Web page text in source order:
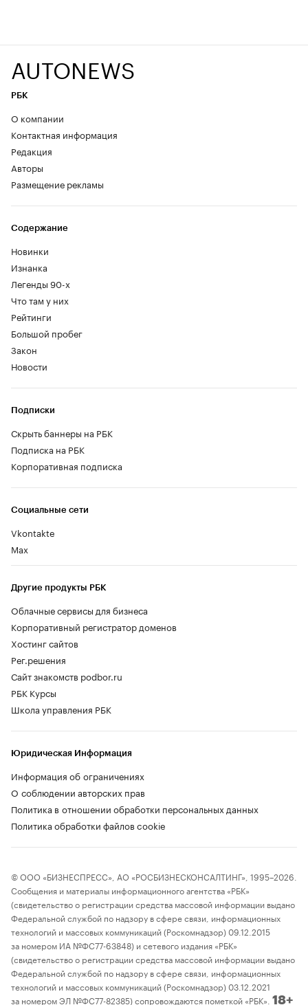
AUTONEWS
РБК
О компании
Контактная информация
Редакция
Авторы
Размещение рекламы
Содержание
Новинки
Изнанка
Легенды 90-х
Что там у них
Рейтинги
Большой пробег
Закон
Новости
Социальные сети
Vkontakte
Max
Другие продукты РБК
Облачные сервисы для бизнеса
Корпоративный регистратор доменов
Хостинг сайтов
Рег.решения
Сайт знакомств podbor.ru
РБК Курсы
Школа управления РБК
Подписки
Скрыть баннеры на РБК
Подписка на РБК
Корпоративная подписка
Юридическая Информация
Информация об ограничениях
О соблюдении авторских прав
Политика в отношении обработки персональных данных
Политика обработки файлов cookie
© ООО «БИЗНЕСПРЕСС», АО «РОСБИЗНЕСКОНСАЛТИНГ», 1995–2026.
Сообщения и материалы информационного агентства «РБК»
(свидетельство о регистрации средства массовой информации выдано
Федеральной службой по надзору в сфере связи, информационных
технологий и массовых коммуникаций (Роскомнадзор) 09.12.2015
за номером ИА №ФС77-63848) и сетевого издания «РБК»
(свидетельство о регистрации средства массовой информации выдано
Федеральной службой по надзору в сфере связи, информационных
технологий и массовых коммуникаций (Роскомнадзор) 03.12.2021
за номером ЭЛ №ФС77-82385) сопровождаются пометкой «РБК». 18+